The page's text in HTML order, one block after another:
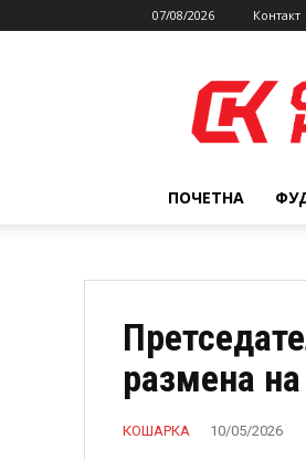
07/08/2026 Контакт
ПОЧЕТНА
размена
КОШАРКА 10/05/2026